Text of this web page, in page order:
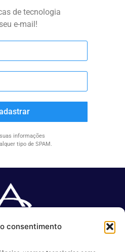
consentimento
de tecnologia
e-mail!
informações
tipo de SPAM.